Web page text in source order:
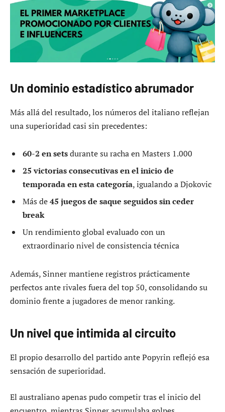
Un dominio estadístico abrumador
Más allá del resultado, los números del italiano reflejan
una superioridad casi sin precedentes:
60-2 en setsdurante su racha en Masters 1.000
25 victorias consecutivas en el inicio de
temporada en esta categoría, igualando a Djokovic
Más de45 juegos de saque seguidos sin ceder
break
Un rendimiento global evaluado con un
extraordinario nivel de consistencia técnica
Además, Sinner mantiene registros prácticamente
perfectos ante rivales fuera del top 50, consolidando su
dominio frente a jugadores de menor ranking.
Un nivel que intimida al circuito
El propio desarrollo del partido ante Popyrin reflejó esa
sensación de superioridad.
El australiano apenas pudo competir tras el inicio del